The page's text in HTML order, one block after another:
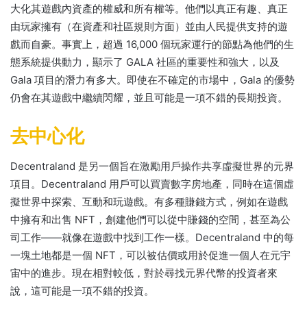
大化其遊戲內資產的權威和所有權等。 他們以真正有趣、真正
由玩家擁有（在資產和社區規則方面）並由人民提供支持的遊
戲而自豪。 事實上，超過 16,000 個玩家運行的節點為他們的生
態系統提供動力，顯示了 GALA 社區的重要性和強大，以及
Gala 項目的潛力有多大。 即使在不確定的市場中，Gala 的優勢
仍會在其遊戲中繼續閃耀，並且可能是一項不錯的長期投資。
去中心化
Decentraland 是另一個旨在激勵用戶操作共享虛擬世界的元界
項目。 Decentraland 用戶可以買賣數字房地產，同時在這個虛
擬世界中探索、互動和玩遊戲。 有多種賺錢方式，例如在遊戲
中擁有和出售 NFT，創建他們可以從中賺錢的空間，甚至為公
司工作——就像在遊戲中找到工作一樣。 Decentraland 中的每
一塊土地都是一個 NFT，可以被估價或用於促進一個人在元宇
宙中的進步。 現在相對較低，對於尋找元界代幣的投資者來
說，這可能是一項不錯的投資。